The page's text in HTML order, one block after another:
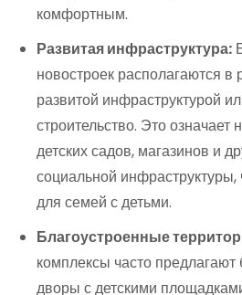
комфортным.
Развитая инфраструктура:
новостроек располагаются в
развитой инфраструктурой
строительство. Это
детских садов, магазинов и
социальной
для семей с детьми.
Благоустроенные
комплексы часто предлагают
дворы с детскими